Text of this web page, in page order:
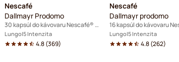
Nescafé
Dallmayr Prodomo
30 kapsúl do kávovaru Nescafé® Dolce Gusto
Lungo 5 Intenzita
4.8(369)
Nescafé
Dallmayr prodomo
Lungo 5 Intenzita
4.8(262)